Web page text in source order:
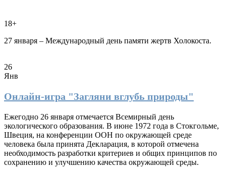
18+
27 января – Международный день памяти жертв Холокоста.
26
Янв
Онлайн-игра "Загляни вглубь природы"
Ежегодно 26 января отмечается Всемирный день
экологического образования. В июне 1972 года в Стокгольме,
Швеция, на конференции ООН по окружающей среде
человека была принята Декларация, в которой отмечена
необходимость разработки критериев и общих принципов по
сохранению и улучшению качества окружающей среды.